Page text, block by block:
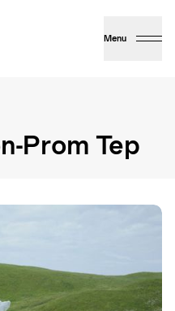
Menu
Prom Tep